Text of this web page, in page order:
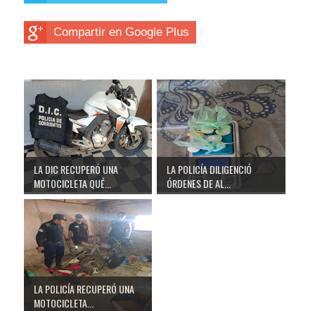
Compartir en Google Plus
LA DIC RECUPERÓ UNA
MOTOCICLETA QUÉ...
LA POLICÍA DILIGENCIÓ
ÓRDENES DE AL...
LA POLICÍA RECUPERÓ UNA
MOTOCICLETA...